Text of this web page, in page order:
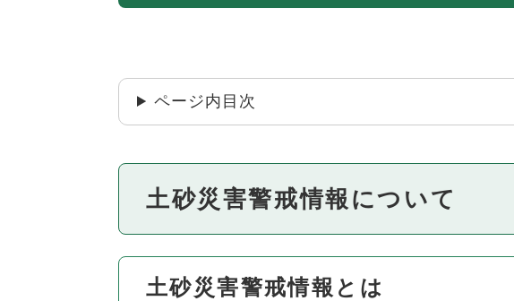
ページ内目次
土砂災害警戒情報について
土砂災害警戒情報とは